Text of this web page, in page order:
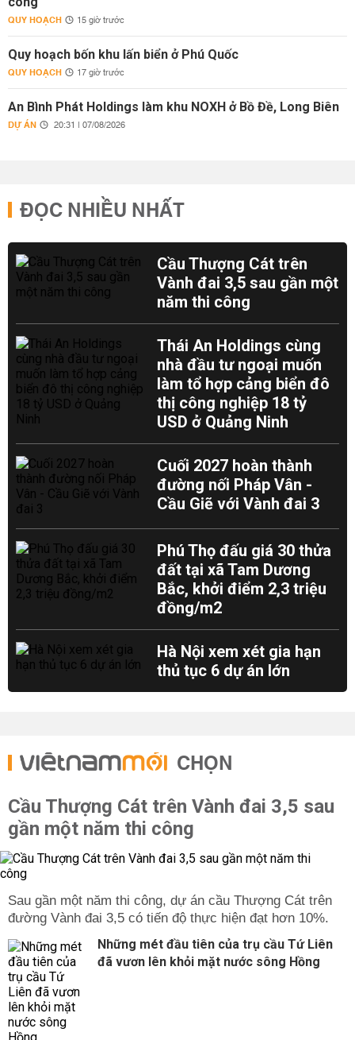
QUY HOẠCH 15 giờ trước
Quy hoạch bốn khu lấn biển ở Phú Quốc
QUY HOẠCH 17 giờ trước
An Bình Phát Holdings làm khu NOXH ở Bồ Đề, Long Biên
DỰ ÁN 20:31 | 07/08/2026
ĐỌC NHIỀU NHẤT
Cầu Thượng Cát trên
Vành đai 3,5 sau gần một
năm thi công
Thái An Holdings cùng
nhà đầu tư ngoại muốn
làm tổ hợp cảng biển đô
thị công nghiệp 18 tỷ
USD ở Quảng Ninh
Cuối 2027 hoàn thành
đường nối Pháp Vân -
Cầu Giẽ với Vành đai 3
Phú Thọ đấu giá 30 thửa
đất tại xã Tam Dương
Bắc, khởi điểm 2,3 triệu
đồng/m2
Hà Nội xem xét gia hạn
thủ tục 6 dự án lớn
CHỌN
Cầu Thượng Cát trên Vành đai 3,5 sau
gần một năm thi công
Sau gần một năm thi công, dự án cầu Thượng Cát trên
đường Vành đai 3,5 có tiến độ thực hiện đạt hơn 10%.
Những mét đầu tiên của trụ cầu Tứ Liên
đã vươn lên khỏi mặt nước sông Hồng